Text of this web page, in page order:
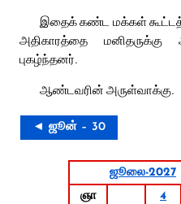
இதைக் கண்ட மக்கள்
அதிகாரத்தை
புகழ்ந்தனர்.
ஆண்டவரின் அருள்வாக்கு.
◄ ஜூன் – 30
ஜூலை-2027
ஞா
4